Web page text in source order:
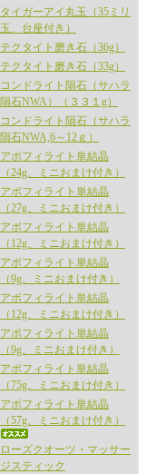
タイガーアイ丸玉（35ミリ
玉、台座付き）
テクタイト磨き石（36g）
テクタイト磨き石（33g）
コンドライト隕石（サハラ
隕石NWA）（３３１g）
コンドライト隕石（サハラ
隕石NWA,6～12ｇ）
アポフィライト単結晶
（24g、ミニおまけ付き）
アポフィライト単結晶
（27g、ミニおまけ付き）
アポフィライト単結晶
（12g、ミニおまけ付き）
アポフィライト単結晶
（9g、ミニおまけ付き）
アポフィライト単結晶
（12g、ミニおまけ付き）
アポフィライト単結晶
（9g、ミニおまけ付き）
アポフィライト単結晶
（75g、ミニおまけ付き）
アポフィライト単結晶
（57g、ミニおまけ付き）
ローズクオーツ・マッサー
ジスティック